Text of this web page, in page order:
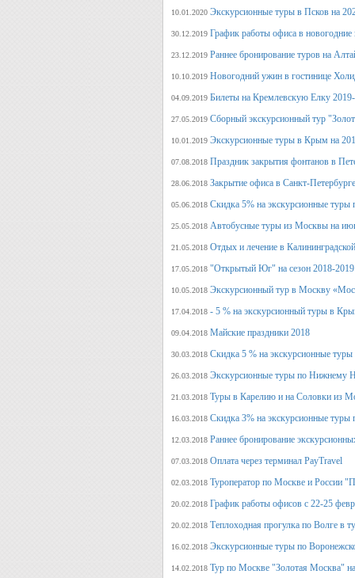
10.01.2020 Экскурсионные туры в Псков на
30.12.2019 График работы офиса в новогодние
23.12.2019 Раннее бронирование туров на
10.10.2019 Новогодний ужин в гостинице
04.09.2019 Билеты на Кремлевскую Елку
27.05.2019 Сборный экскурсионный тур
10.01.2019 Экскурсионные туры в Крым на
07.08.2018 Праздник закрытия фонтанов в
28.06.2018 Закрытие офиса в Санкт-
05.06.2018 Скидка 5% на экскурсионные
25.05.2018 Автобусные туры из Москвы на
21.05.2018 Отдых и лечение в
17.05.2018 "Открытый Юг" на сезон 2018-2019
10.05.2018 Экскурсионный тур в Москву
17.04.2018 - 5 % на экскурсионный туры в
09.04.2018 Майские праздники 2018
30.03.2018 Скидка 5 % на экскурсионные
26.03.2018 Экскурсионные туры по Нижнему
21.03.2018 Туры в Карелию и на Соловки из
16.03.2018 Скидка 3% на экскурсионные
12.03.2018 Раннее бронирование
07.03.2018 Оплата через терминал PayTravel
02.03.2018 Туроператор по Москве и России
20.02.2018 График работы офисов с 22-25
20.02.2018 Теплоходная прогулка по Волге в
16.02.2018 Экскурсионные туры по
14.02.2018 Тур по Москве "Золотая Москва"